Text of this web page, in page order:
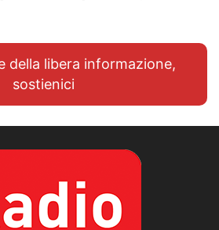
della libera informazione,
sostienici